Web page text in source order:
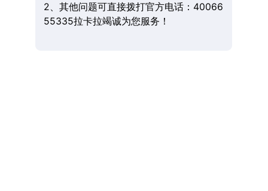
2、其他问题可直接拨打官方电话：40066
55335拉卡拉竭诚为您服务！